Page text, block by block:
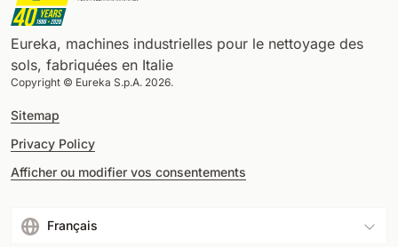
Eureka, machines industrielles pour le nettoyage des
sols, fabriquées en Italie
Copyright © Eureka S.p.A. 2026.
Sitemap
Privacy Policy
Afficher ou modifier vos consentements
Français